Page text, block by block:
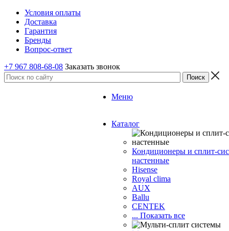
Условия оплаты
Доставка
Гарантия
Бренды
Вопрос-ответ
+7 967 808-68-08 Заказать звонок
Меню
Каталог
Кондиционеры и сплит-
настенные
Hisense
Royal clima
AUX
Ballu
CENTEK
... Показать все